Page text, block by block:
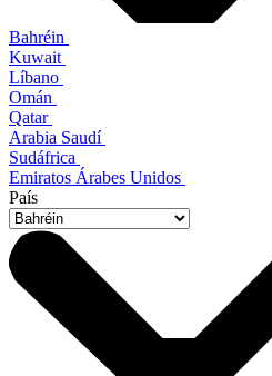
Bahréin
Kuwait
Líbano
Omán
Qatar
Arabia Saudí
Sudáfrica
Emiratos Árabes Unidos
País